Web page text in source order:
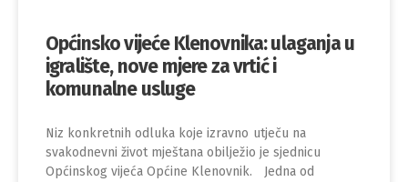
Općinsko vijeće Klenovnika: ulaganja u
igralište, nove mjere za vrtić i
komunalne usluge
Niz konkretnih odluka koje izravno utječu na
svakodnevni život mještana obilježio je sjednicu
Općinskog vijeća Općine Klenovnik. Jedna od